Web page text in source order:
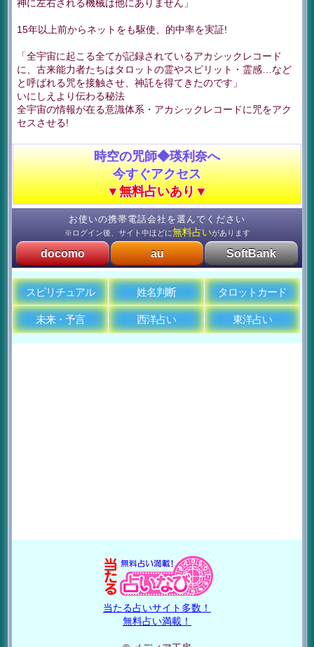
神に左右される機械は他にありません」
15年以上前からネットをも駆使、的中率を実証!
「全宇宙に起こる全てが記録されているアカシックレコード
に、古来能力者たちはタロットの霊やスピリット・霊感…など
と呼ばれる咒を接触させ、神託を得てきたのです」
いにしえより伝わる秘法
全宇宙の情報が在る意識体系・アカシックレコードに咒をアク
セスさせる!
時空の咒師◆瑛利奈へ
今すぐアクセス
▼無料占いあり▼
お使いの携帯電話会社を選んでください
※ログイン後、サイト中ほどに無料占いがあります
docomo au SoftBank
スピリチュアル 姓名判断 タロットカード
未来・予言 西洋占い 東洋占い
当たる占いサイト多数！
無料占い満載！